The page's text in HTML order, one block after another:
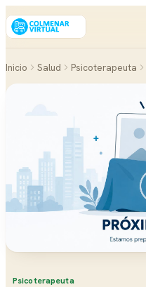
Inicio Salud Psicoterapeuta
Psicoterapeuta